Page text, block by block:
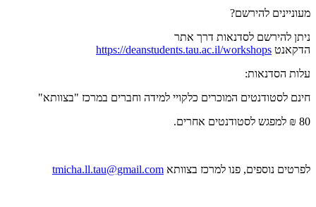
מעוניינים להירשם?
ניתן להירשם לסדנאות דרך אתר
הדקאנט https://deanstudents.tau.ac.il/workshops
עלות הסדנאות:
חינם לסטודנטים המוכרים כלקויי למידה וחברים במרכז "בצוותא"
80 ₪ למפגש לסטודנטים אחרים.
לפרטים נוספים, פנו למרכז בצוותא tmicha.ll.tau@gmail.com